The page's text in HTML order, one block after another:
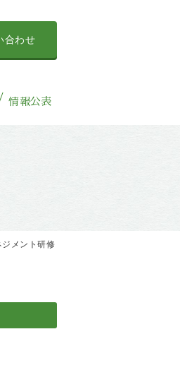
合わせ
情報公表
メント研修